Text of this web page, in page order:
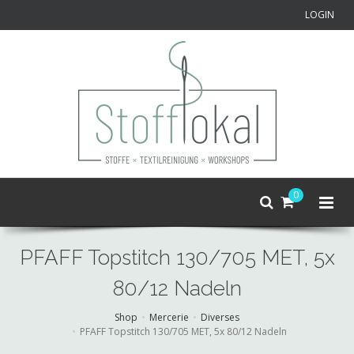
LOGIN
0
PFAFF Topstitch 130/705 MET, 5x
80/12 Nadeln
Shop Mercerie
Diverses
PFAFF Topstitch 130/705 MET, 5x 80/12 Nadeln